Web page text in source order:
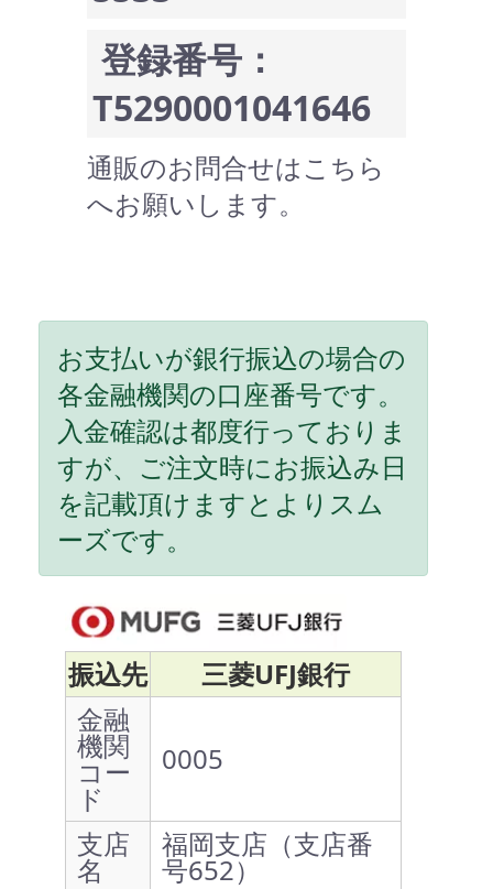
登録番号：
T5290001041646
通販のお問合せはこちら
へお願いします。
お支払いが銀行振込の場合の
各金融機関の口座番号です。
入金確認は都度行っておりま
すが、ご注文時にお振込み日
を記載頂けますとよりスム
ーズです。
振込先
三菱UFJ銀行
金融
機関
コー
ド
0005
支店
名
福岡支店（支店番
号652）